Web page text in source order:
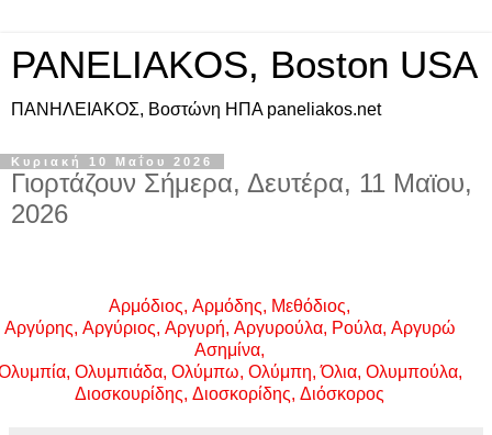
PANELIAKOS, Boston USA
ΠAΝΗΛΕΙΑΚΟΣ, Βοστώνη ΗΠΑ paneliakos.net
Κυριακή 10 Μαΐου 2026
Γιορτάζουν Σήμερα, Δευτέρα, 11 Μαϊου,
2026
Αρμόδιος, Αρμόδης, Μεθόδιος,
Αργύρης, Αργύριος, Αργυρή, Αργυρούλα, Ρούλα, Αργυρώ
Ασημίνα,
, Ολυμπιάδα, Ολύμπω, Ολύμπη, Όλια, Ολυμπούλα,
Διοσκουρίδης, Διοσκορίδης, Διόσκορος